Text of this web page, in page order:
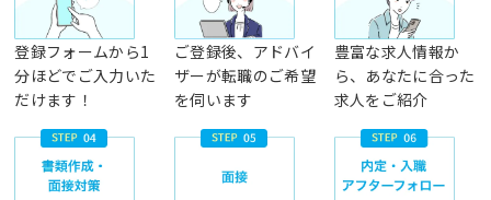
登録フォームから1
分ほどでご入力いた
だけます！
ご登録後、アドバイ
ザーが転職のご希望
を伺います
豊富な求人情報か
ら、あなたに合った
求人をご紹介